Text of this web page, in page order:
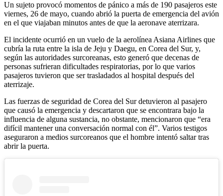
Un sujeto provocó momentos de pánico a más de 190 pasajeros este
viernes, 26 de mayo, cuando abrió la puerta de emergencia del avión
en el que viajaban minutos antes de que la aeronave aterrizara.
El incidente ocurrió en un vuelo de la aerolínea Asiana Airlines que
cubría la ruta entre la isla de Jeju y Daegu, en Corea del Sur, y,
según las autoridades surcoreanas, esto generó que decenas de
personas sufrieran dificultades respiratorias, por lo que varios
pasajeros tuvieron que ser trasladados al hospital después del
aterrizaje.
Las fuerzas de seguridad de Corea del Sur detuvieron al pasajero
que causó la emergencia y descartaron que se encontrara bajo la
influencia de alguna sustancia, no obstante, mencionaron que “era
difícil mantener una conversación normal con él”. Varios testigos
aseguraron a medios surcoreanos que el hombre intentó saltar tras
abrir la puerta.